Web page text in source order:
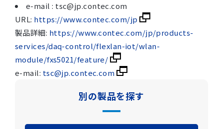
e-mail : tsc@jp.contec.com
URL: https://www.contec.com/jp
製品詳細: https://www.contec.com/jp/products-
services/daq-control/flexlan-iot/wlan-
module/fxs5021/feature/
e-mail: tsc@jp.contec.com
別の製品を探す